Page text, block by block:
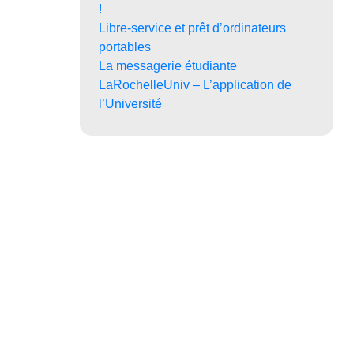
!
Libre-service et prêt d’ordinateurs
portables
La messagerie étudiante
LaRochelleUniv – L’application de
l’Université